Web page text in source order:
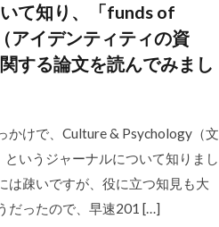
て知り、「funds of
アイデンティティの資
する論文を読んでみまし
かけで、Culture & Psychology（文
というジャーナルについて知りまし
は疎いですが、役に立つ知見も大
だったので、早速201 […]